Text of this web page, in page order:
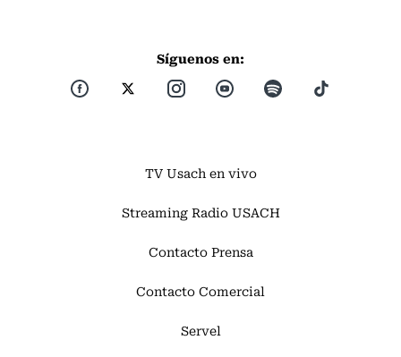
Síguenos en:
TV Usach en vivo
Streaming Radio USACH
Contacto Prensa
Contacto Comercial
Servel